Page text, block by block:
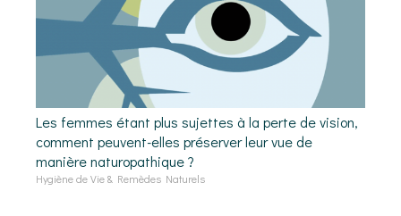
Les femmes étant plus sujettes à la perte de vision,
comment peuvent-elles préserver leur vue de
manière naturopathique ?
Hygiène de Vie & Remèdes Naturels